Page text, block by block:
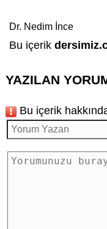
Dr. Nedim İnce
Bu içerik
YAZILAN
Bu içerik